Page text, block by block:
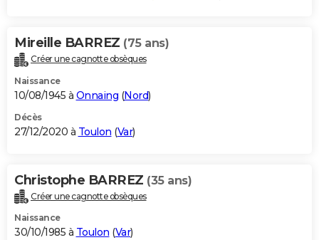
Mireille BARREZ (75 ans)
Créer une cagnotte obsèques
Naissance
10/08/1945 à Onnaing (Nord)
Décès
27/12/2020 à Toulon (Var)
Christophe BARREZ (35 ans)
Créer une cagnotte obsèques
Naissance
30/10/1985 à Toulon (Var)